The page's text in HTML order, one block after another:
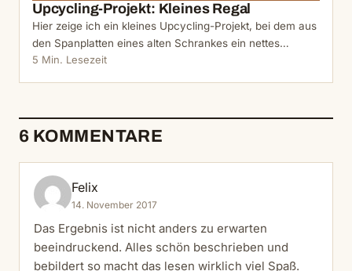
Upcycling-Projekt: Kleines Regal
Hier zeige ich ein kleines Upcycling-Projekt, bei dem aus
den Spanplatten eines alten Schrankes ein nettes…
5 Min. Lesezeit
6 KOMMENTARE
Felix
14. November 2017
Das Ergebnis ist nicht anders zu erwarten
beeindruckend. Alles schön beschrieben und
bebildert so macht das lesen wirklich viel Spaß.